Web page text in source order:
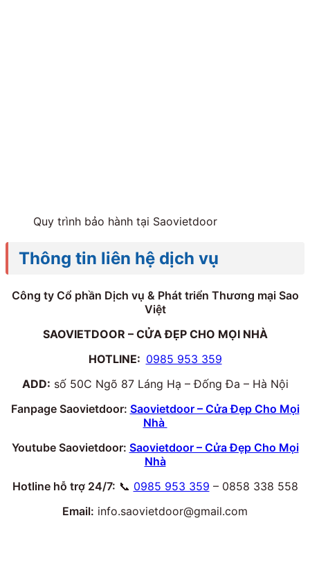
Quy trình bảo hành tại Saovietdoor
Thông tin liên hệ dịch vụ
Công ty Cổ phần Dịch vụ & Phát triển Thương mại Sao
Việt
SAOVIETDOOR – CỬA ĐẸP CHO MỌI NHÀ
HOTLINE: 0985 953 359
ADD: số 50C Ngõ 87 Láng Hạ – Đống Đa – Hà Nội
Fanpage Saovietdoor: Saovietdoor – Cửa Đẹp Cho Mọi
Nhà
Youtube Saovietdoor: Saovietdoor – Cửa Đẹp Cho Mọi
Nhà
Hotline hỗ trợ 24/7: 📞 0985 953 359 – 0858 338 558
Email: info.saovietdoor@gmail.com